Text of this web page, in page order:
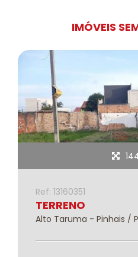
IMÓVEIS
Ref: 13160351
TERRENO
Alto Taruma - Pinhais /